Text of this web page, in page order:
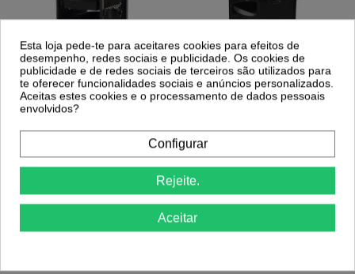
Carrinho Auxiliar de Cabeleireiro Roller
Carrinho Auxiliar Cabeleireiro PRO - Ricki
85,23 €
Esta loja pede-te para aceitares cookies para efeitos de
desempenho, redes sociais e publicidade. Os cookies de
publicidade e de redes sociais de terceiros são utilizados para
te oferecer funcionalidades sociais e anúncios personalizados.
Aceitas estes cookies e o processamento de dados pessoais
envolvidos?
Configurar
Rejeite.
Aceitar